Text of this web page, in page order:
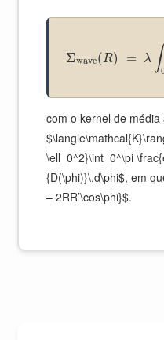
Σwave(R) = λ ∫
com o kernel de média
\ell_0^2}\int_0^\pi
{D(\phi)}\,d\phi$, em
– 2RR’\cos\phi}$.